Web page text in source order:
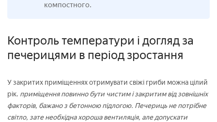
компостного.
Контроль температури і догляд за
печерицями в період зростання
У закритих приміщеннях отримувати свіжі гриби можна цілий
рік. приміщення повинно бути чистим і закритим від зовнішніх
факторів, бажано з бетонною підлогою. Печериць не потрібне
світло, зате необхідна хороша вентиляція, але допускати